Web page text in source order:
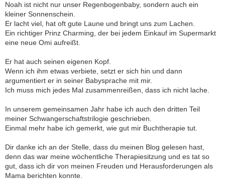
Noah ist nicht nur unser Regenbogenbaby, sondern auch ein
kleiner Sonnenschein.
Er lacht viel, hat oft gute Laune und bringt uns zum Lachen.
Ein richtiger Prinz Charming, der bei jedem Einkauf im Supermarkt
eine neue Omi aufreißt.
Er hat auch seinen eigenen Kopf.
Wenn ich ihm etwas verbiete, setzt er sich hin und dann
argumentiert er in seiner Babysprache mit mir.
Ich muss mich jedes Mal zusammenreißen, dass ich nicht lache.
In unserem gemeinsamen Jahr habe ich auch den dritten Teil
meiner Schwangerschaftstrilogie geschrieben.
Einmal mehr habe ich gemerkt, wie gut mir Buchtherapie tut.
Dir danke ich an der Stelle, dass du meinen Blog gelesen hast,
denn das war meine wöchentliche Therapiesitzung und es tat so
gut, dass ich dir von meinen Freuden und Herausforderungen als
Mama berichten konnte.